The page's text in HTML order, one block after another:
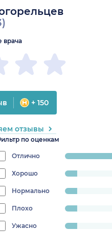
по оценкам
Отлично
progress:
69.23076923076923%
Хорошо
Нормально
Плохо
Ужасно
врача
+ 150
отзывы